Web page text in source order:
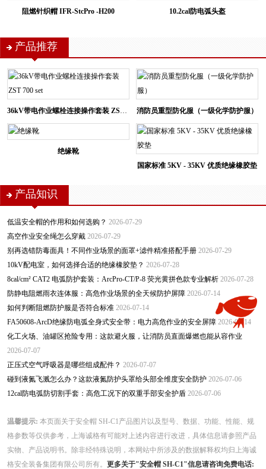
阻燃针织帽 IFR-StcPro -H200 10.2cal防电弧头盔
产品推荐
36kV带电作业螺栓连接操作套装 ZST 700 set 消防员重型防化服（一级化学防护服）
绝缘靴
国家标准 5KV - 35KV 优质绝缘橡胶垫
产品知识
低温安全帽的作用和如何选购？ 2026-07-29
高空作业安全绳怎么穿戴 2026-07-29
别再选错防毒面具！不同作业场景的面罩+滤件精准搭配手册 2026-07-29
10kV配电室，如何选择合适的绝缘橡胶垫？ 2026-07-28
8cal/cm² CAT2 电弧防护套装：ArcPro-CT/P-8 荧光黄拼色款专业解析 2026-07-28
防静电阻燃雨衣连体服：高危作业场景的全天候防护屏障 2026-07-14
如何判断阻燃防护服是否符合标准 2026-07-14
FA50608-ArcD绝缘防电弧全身式安全带：电力高危作业的安全屏障 2026-07-14
化工火场、油罐区抢险专用：这款避火服，让消防员直面爆燃也能从容作业
2026-07-07
正压式空气呼吸器是哪些组成配件？ 2026-07-07
碰到液氮飞溅怎么办？这款液氮防护头罩给头部全维度安全防护 2026-07-06
12cal防电弧防切割手套：高危工况下的双重手部安全护盾 2026-07-06
温馨提示: 本页面关于安全帽 SH-C1产品图片以及型号、数据、功能、性能、规
格参数等仅供参考，上海诚格有可能对上述内容进行改进，具体信息请参照产品
实物、产品说明书。除非经特殊说明，本网站中所涉及的数据解释权均归上海诚
格安全装备集团有限公司所有。
更多关于"安全帽 SH-C1"信息请咨询免费电话: